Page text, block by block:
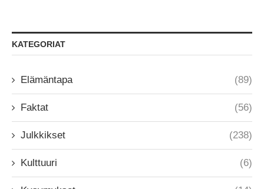
KATEGORIAT
Elämäntapa (89)
Faktat (56)
Julkkikset (238)
Kulttuuri (6)